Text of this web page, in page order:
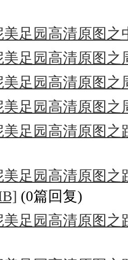
美足园高清原图
美足园高清原图
美足园高清原图
美足园高清原图
美足园高清原图
美足园高清原图
(0篇回复)
美足园高清原图